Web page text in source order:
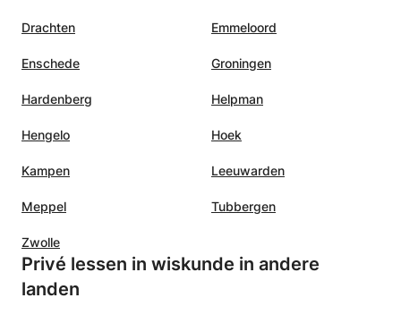
Drachten Emmeloord
Enschede Groningen
Hardenberg Helpman
Hengelo Hoek
Kampen Leeuwarden
Meppel Tubbergen
Zwolle
Privé lessen in wiskunde in andere
landen